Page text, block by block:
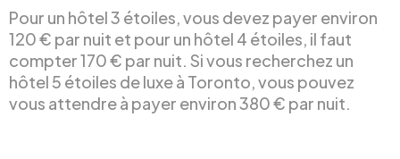
Pour un hôtel 3 étoiles, vous devez payer environ
120 € par nuit et pour un hôtel 4 étoiles, il faut
compter 170 € par nuit. Si vous recherchez un
hôtel 5 étoiles de luxe à Toronto, vous pouvez
vous attendre à payer environ 380 € par nuit.